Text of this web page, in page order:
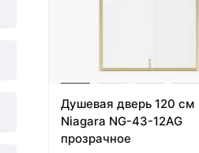
Душевая дверь 120 см
Niagara NG-43-12AG
прозрачное